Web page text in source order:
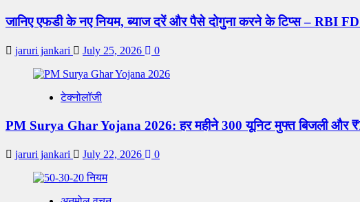
जानिए एफडी के नए नियम, ब्याज दरें और पैसे दोगुना करने के टिप्स – RBI
jaruri jankari July 25, 2026 0
टेक्नोलॉजी
PM Surya Ghar Yojana 2026: हर महीने 300 यूनिट मुफ्त बिजली और
jaruri jankari July 22, 2026 0